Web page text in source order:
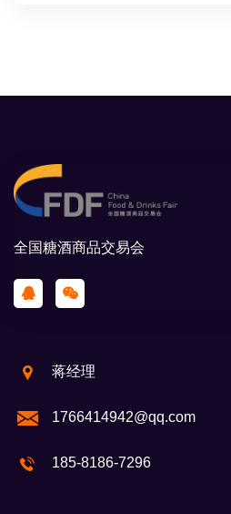
全国糖酒商品交易会
蒋经理
1766414942@qq.com
185-8186-7296